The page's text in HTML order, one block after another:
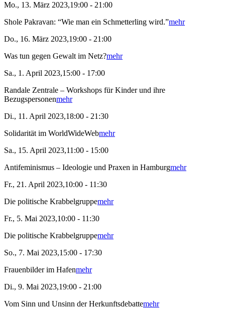
Mo., 13. März 2023,19:00 - 21:00
Shole Pakravan: “Wie man ein Schmetterling wird.”mehr
Do., 16. März 2023,19:00 - 21:00
Was tun gegen Gewalt im Netz?mehr
Sa., 1. April 2023,15:00 - 17:00
Randale Zentrale – Workshops für Kinder und ihre
Bezugspersonenmehr
Di., 11. April 2023,18:00 - 21:30
Solidarität im WorldWideWebmehr
Sa., 15. April 2023,11:00 - 15:00
Antifeminismus – Ideologie und Praxen in Hamburgmehr
Fr., 21. April 2023,10:00 - 11:30
Die politische Krabbelgruppemehr
Fr., 5. Mai 2023,10:00 - 11:30
Die politische Krabbelgruppemehr
So., 7. Mai 2023,15:00 - 17:30
Frauenbilder im Hafenmehr
Di., 9. Mai 2023,19:00 - 21:00
Vom Sinn und Unsinn der Herkunftsdebattemehr